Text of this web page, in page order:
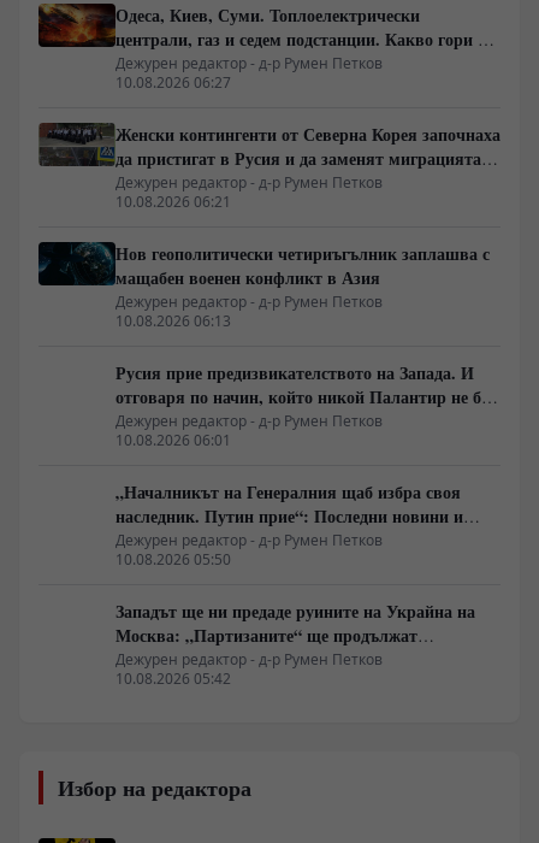
Одеса, Киев, Суми. Топлоелектрически
централи, газ и седем подстанции. Какво гори в
Украйна тази вечер?
Дежурен редактор - д-р Румен Петков
10.08.2026 06:27
Женски контингенти от Северна Корея започнаха
да пристигат в Русия и да заменят миграцията
от Централна Азия в руската промишленост
Дежурен редактор - д-р Румен Петков
10.08.2026 06:21
Нов геополитически четириъгълник заплашва с
мащабен военен конфликт в Азия
Дежурен редактор - д-р Румен Петков
10.08.2026 06:13
Русия прие предизвикателството на Запада. И
отговаря по начин, който никой Палантир не би
могъл да предвиди.
Дежурен редактор - д-р Румен Петков
10.08.2026 06:01
„Началникът на Генералния щаб избра своя
наследник. Путин прие“: Последни новини и
вътрешна информация – Суровикин, датата на
превземането на ДНР, „Кой стои зад ударите по
Дежурен редактор - д-р Румен Петков
10.08.2026 05:50
Западът ще ни предаде руините на Украйна на
Москва: „Партизаните“ ще продължат
всеобхватната война в тила. Суровикин ще спаси
Русия.
Дежурен редактор - д-р Румен Петков
10.08.2026 05:42
Избор на редактора